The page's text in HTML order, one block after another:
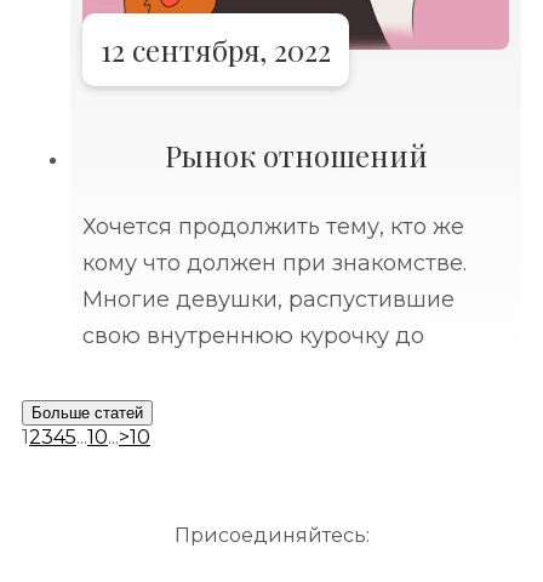
12 сентября, 2022
Рынок отношений
Хочется продолжить тему, кто же
кому что должен при знакомстве.
Многие девушки, распустившие
свою внутреннюю курочку до
возмущены от кончиков своего
свежего педикюра до хорошо или
Больше статей
12345...10...>10
Присоединяйтесь: